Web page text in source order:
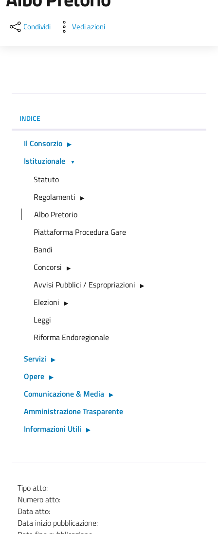
Condividi Vedi azioni
INDICE
Il Consorzio
Istituzionale
Statuto
Regolamenti
Albo Pretorio
Piattaforma Procedura Gare
Bandi
Concorsi
Avvisi Pubblici / Espropriazioni
Elezioni
Leggi
Riforma Endoregionale
Servizi
Opere
Comunicazione & Media
Amministrazione Trasparente
Informazioni Utili
Tipo atto:
Numero atto:
Data atto:
Data inizio pubblicazione: